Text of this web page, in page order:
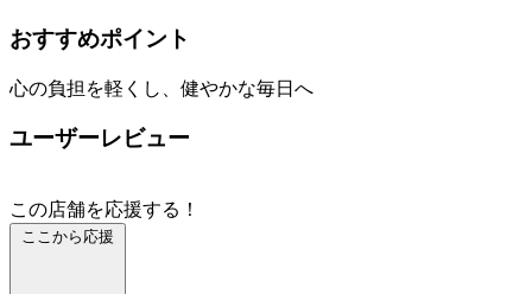
おすすめポイント
心の負担を軽くし、健やかな毎日へ
ユーザーレビュー
この店舗を応援する！
ここから応援